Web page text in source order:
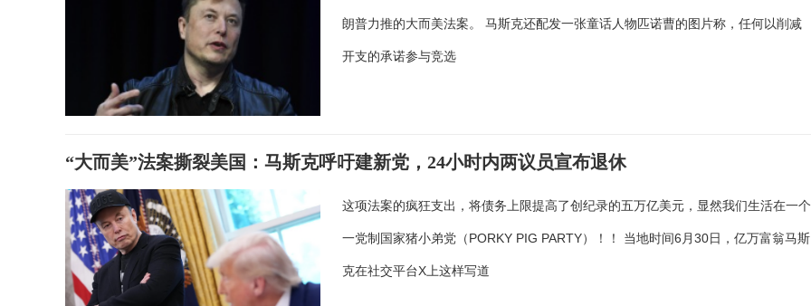
朗普力推的大而美法案。 马斯克还配发一张童话人物匹诺曹的图片称，任何以削减
开支的承诺参与竞选
“大而美”法案撕裂美国：马斯克呼吁建新党，24小时内两议员宣布退休
这项法案的疯狂支出，将债务上限提高了创纪录的五万亿美元，显然我们生活在一个
一党制国家猪小弟党（PORKY PIG PARTY）！！ 当地时间6月30日，亿万富翁马斯
克在社交平台X上这样写道